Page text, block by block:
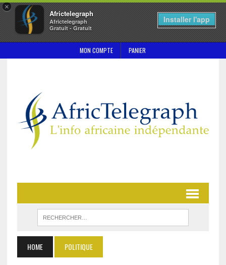
×
Africtelegraph
Africtelegraph
Gratuit - Gratuit
Installer l'app
MON COMPTE PANIER
HOME POLITIQUE